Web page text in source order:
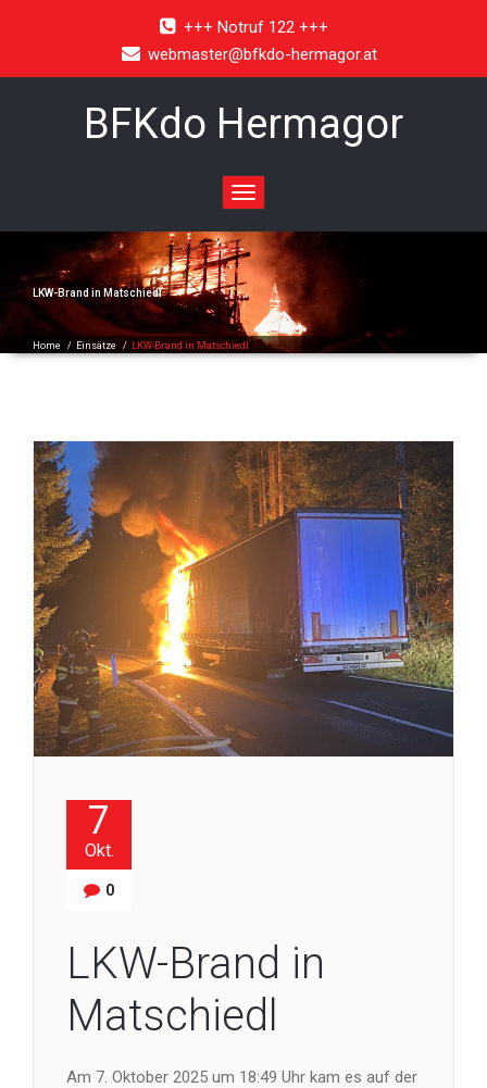
+++ Notruf 122 +++
webmaster@bfkdo-hermagor.at
BFKdo Hermagor
Toggle
navigation
LKW-Brand in Matschiedl
Home / Einsätze / LKW-Brand in Matschiedl
7
Okt.
0
LKW-Brand in
Matschiedl
Am 7. Oktober 2025 um 18:49 Uhr kam es auf der